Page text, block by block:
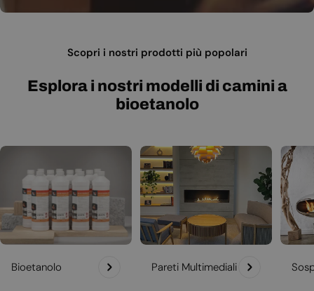
Scopri i nostri prodotti più popolari
Esplora i nostri modelli di camini a
bioetanolo
Bioetanolo Pareti Multimediali